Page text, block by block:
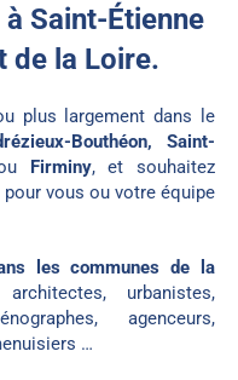
Saint-Étienne
de la Loire.
plus largement dans le
Bouthéon, Saint-
Firminy, et souhaitez
vous ou votre équipe
les communes de la
urbanistes,
agenceurs,
…